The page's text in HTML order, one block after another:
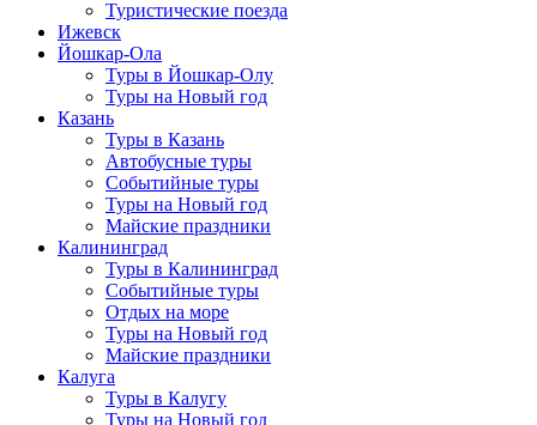
Туристические поезда
Ижевск
Йошкар-Ола
Туры в Йошкар-Олу
Туры на Новый год
Казань
Туры в Казань
Автобусные туры
Событийные туры
Туры на Новый год
Майские праздники
Калининград
Туры в Калининград
Событийные туры
Отдых на море
Туры на Новый год
Майские праздники
Калуга
Туры в Калугу
Туры на Новый год